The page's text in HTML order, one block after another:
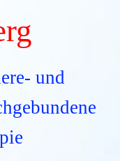
und